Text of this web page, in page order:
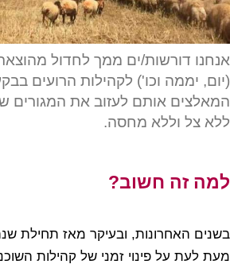
אנחנו דורשות/ים ממך לחדול מהוצאת
(יום, יממה וכו') לקהילות הרועים
המאלצים אותם לעזוב את המגורים
ללא צל וללא מחסה.
למה זה חשוב?
מעת לעת על פינוי זמני של קהילות